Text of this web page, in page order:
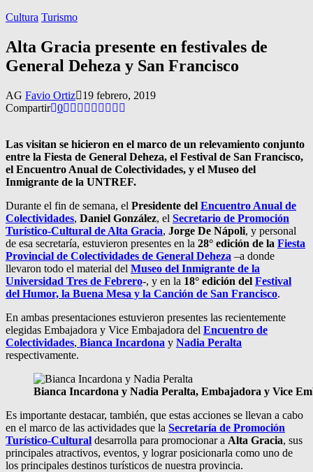
Cultura Turismo
Alta Gracia presente en festivales de
General Deheza y San Francisco
AG Favio Ortiz
19 febrero, 2019
Compartir 0
Las visitan se hicieron en el marco de un relevamiento conjunto
entre la Fiesta de General Deheza, el Festival de San Francisco,
el Encuentro Anual de Colectividades, y el Museo del
Inmigrante de la UNTREF.
Durante el fin de semana, el Presidente del Encuentro Anual de
Colectividades, Daniel González, el Secretario de Promoción
Turístico-Cultural de Alta Gracia, Jorge De Nápoli, y personal
de esa secretaría, estuvieron presentes en la 28° edición de la Fiesta
Provincial de Colectividades de General Deheza –a donde
llevaron todo el material del Museo del Inmigrante de la
Universidad Tres de Febrero-, y en la 18° edición del Festival
del Humor, la Buena Mesa y la Canción de San Francisco.
En ambas presentaciones estuvieron presentes las recientemente
elegidas Embajadora y Vice Embajadora del Encuentro de
Colectividades, Bianca Incardona y Nadia Peralta
respectivamente.
Bianca Incardona y Nadia Peralta, Embajadora y Vice
Es importante destacar, también, que estas acciones se llevan a cabo
en el marco de las actividades que la Secretaría de Promoción
Turístico-Cultural desarrolla para promocionar a Alta Gracia, sus
principales atractivos, eventos, y lograr posicionarla como uno de
los principales destinos turísticos de nuestra provincia.